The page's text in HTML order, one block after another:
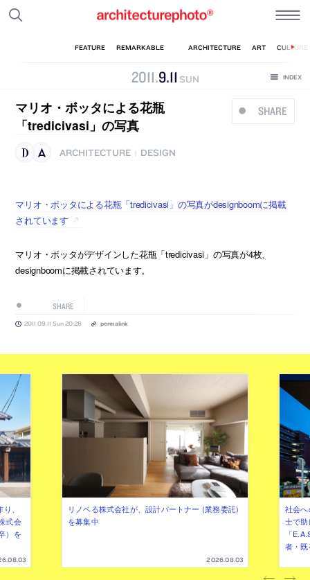
2011.9.11 SUN
SHARE
マリオ・ボッタによる花瓶
「tredicivasi」の写真
ARCHITECTURE DESIGN
マリオ・ボッタによる花瓶「tredicivasi」の写真がdesignboomに掲載
されています
マリオ・ボッタがデザインした花瓶「tredicivasi」の写真が4枚、
designboomに掲載されています。
SHARE
2011.09.11 Sun 20:28 permalink
、
式会
）を
リノベる株式会社が、設計パートナー (業務委託)
を募集中
2026.08.03
社会
士で
「
者・